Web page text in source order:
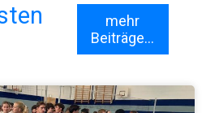
mehr
Beiträge...